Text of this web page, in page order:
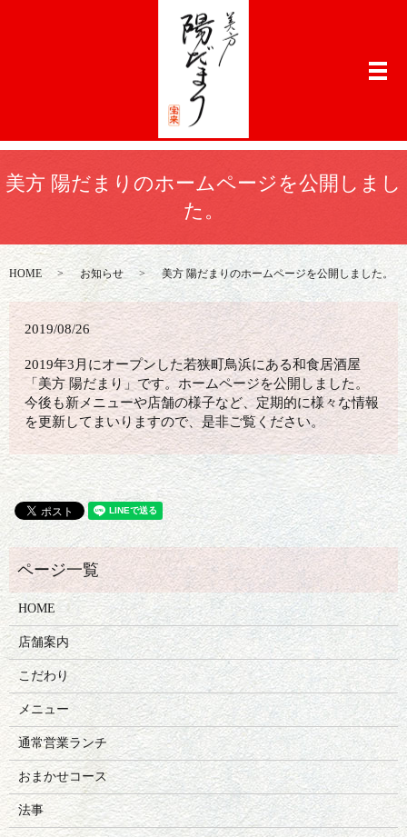
メ
美方 陽だまりのホームページを公開しまし
た。
HOME お知らせ 美方 陽だまりのホームページを公開しました。
2019/08/26
2019年3月にオープンした若狭町鳥浜にある和食居酒屋
「美方 陽だまり」です。ホームページを公開しました。
今後も新メニューや店舗の様子など、定期的に様々な情報
を更新してまいりますので、是非ご覧ください。
HOME
店舗案内
こだわり
メニュー
通常営業ランチ
おまかせコース
法事